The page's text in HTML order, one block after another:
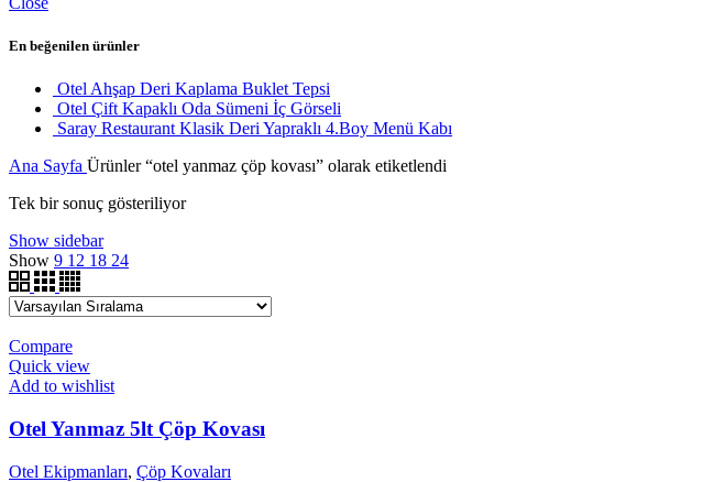
En beğenilen ürünler
Otel Ahşap Deri Kaplama Buklet Tepsi
Otel Çift Kapaklı Oda Sümeni İç Görseli
Saray Restaurant Klasik Deri Yapraklı 4.Boy Menü Kabı
Ana Sayfa Ürünler “otel yanmaz çöp kovası” olarak etiketlendi
Tek bir sonuç gösteriliyor
Show sidebar
Show 9 12 18 24
Compare
Quick view
Add to wishlist
Otel Yanmaz 5lt Çöp Kovası
Otel Ekipmanları, Çöp Kovaları